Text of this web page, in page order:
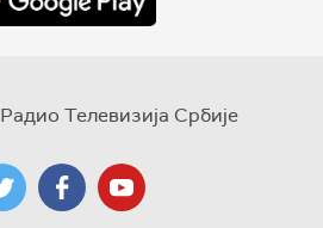
Радио Телевизија Србије